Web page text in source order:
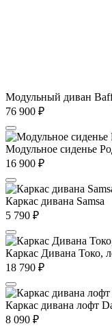
Модульный диван
76 900 ₽
Модульное сиденье
16 900 ₽
Каркас дивана Samsa
5 790 ₽
Каркас Дивана Токо,
18 790 ₽
Каркас дивана лофт
8 090 ₽